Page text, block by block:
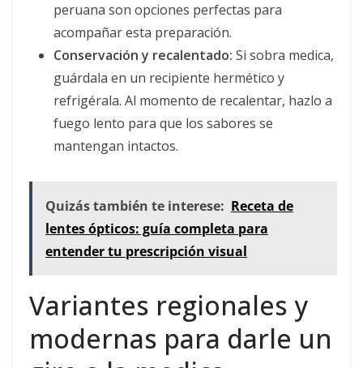
peruana son opciones perfectas para
acompañar esta preparación.
Conservación y recalentado: Si sobra medica,
guárdala en un recipiente hermético y
refrigérala. Al momento de recalentar, hazlo a
fuego lento para que los sabores se
mantengan intactos.
Quizás también te interese: Receta de
lentes ópticos: guía completa para
entender tu prescripción visual
Variantes regionales y
modernas para darle un